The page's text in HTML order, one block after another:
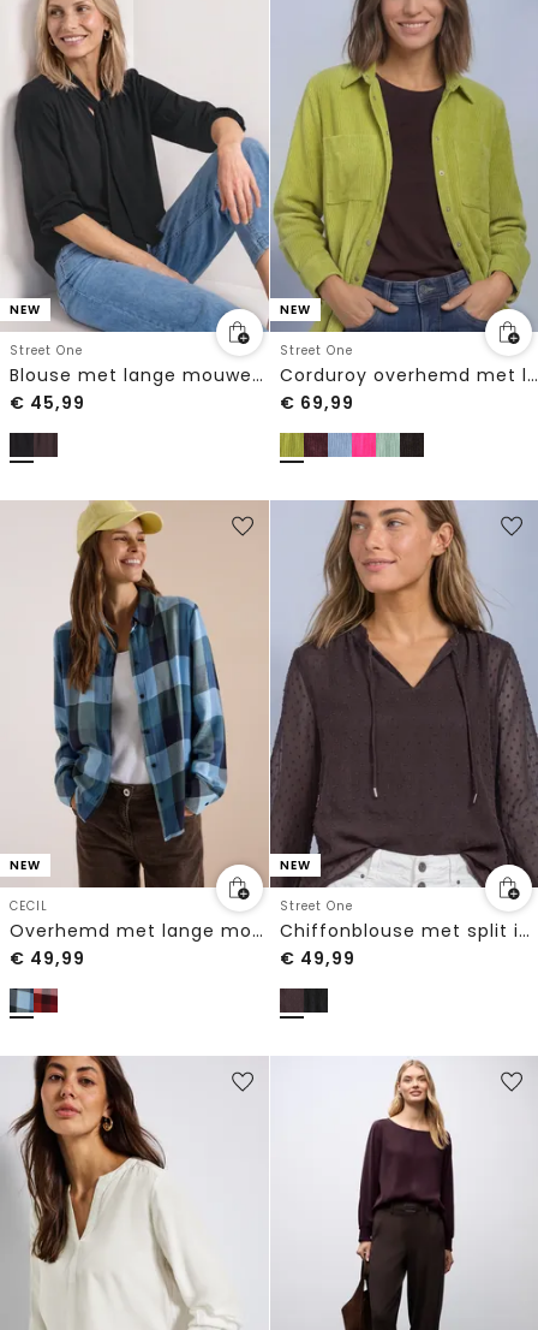
NEW
Street One
Blouse met lange mouwen en strikdetail
€ 45,99
NEW
Street One
Corduroy overhemd met lange mouwen en knopen
€ 69,99
NEW
CECIL
Overhemd met lange mouwen en ruitjespatroon
€ 49,99
NEW
Street One
Chiffonblouse met split in de hals en bandjes
€ 49,99